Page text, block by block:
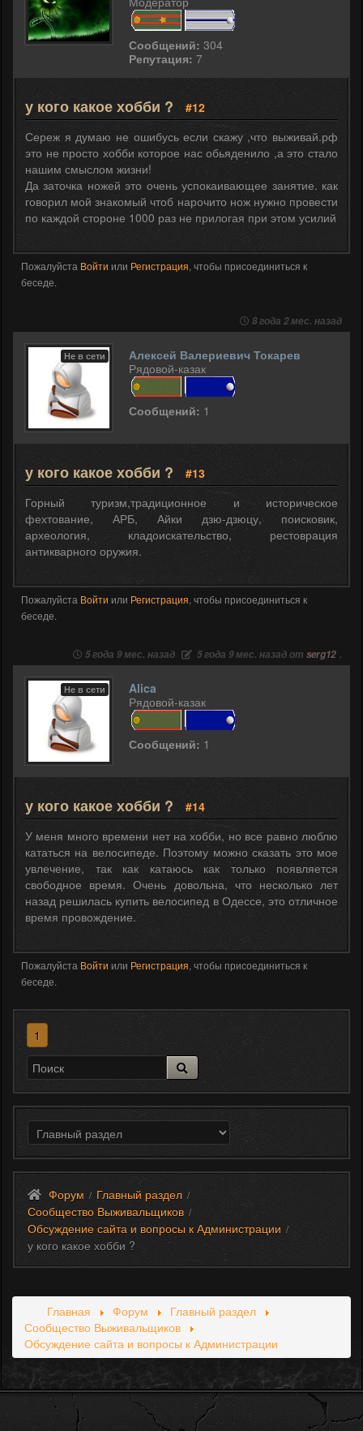
Сообщений: 304
Репутация: 7
у кого какое хобби ?
#12
Сереж я думаю не ошибусь если скажу ,что выживай.рф
это не просто хобби которое нас обьяденило ,а это стало
нашим смыслом жизни!
Да заточка ножей это очень успокаивающее занятие. как
говорил мой знакомый чтоб нарочито нож нужно провести
по каждой стороне 1000 раз не прилогая при этом усилий
Пожалуйста Войти или Регистрация, чтобы присоединиться к
беседе.
8 года 2 мес. назад
Не в сети
Алексей Валериевич Токарев
Рядовой-казак
Сообщений: 1
у кого какое хобби ?
#13
Горный туризм,традиционное и историческое
фехтование, АРБ, Айки дзю-дзюцу, поисковик,
археология, кладоискательство, рестоврация
антикварного оружия.
Пожалуйста Войти или Регистрация, чтобы присоединиться к
беседе.
5 года 9 мес. назад 5 года 9 мес. назад от serg12 .
Не в сети
Alica
Рядовой-казак
Сообщений: 1
у кого какое хобби ?
#14
У меня много времени нет на хобби, но все равно люблю
кататься на велосипеде. Поэтому можно сказать это мое
увлечение, так как катаюсь как только появляется
свободное время. Очень довольна, что несколько лет
назад решилась купить велосипед в Одессе, это отличное
время провождение.
Пожалуйста Войти или Регистрация, чтобы присоединиться к
беседе.
1
Форум / Главный раздел /
Сообщество Выживальщиков /
Обсуждение сайта и вопросы к Администрации /
у кого какое хобби ?
Главная Форум
Главный раздел
Сообщество Выживальщиков
Обсуждение сайта и вопросы к Администрации